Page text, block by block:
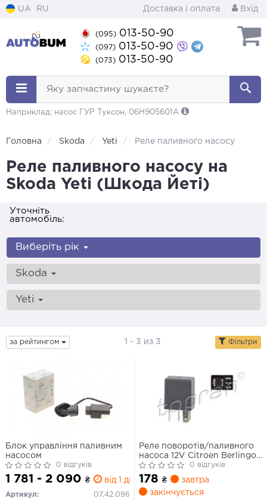
UA RU Доставка і оплата Вхід
(095) 013-50-90
(097) 013-50-90
(073) 013-50-90
Яку запчастину шукаєте?
Наприклад: насос ГУР Туксон, 06H905601A
Головна Skoda Yeti Реле паливного насосу
Реле паливного насосу на
Skoda Yeti (Шкода Йеті)
Уточніть
автомобіль:
Виберіть рік
Skoda
Yeti
за рейтингом 1 - 3 из 3 Фільтри
Блок управління паливним
насосом
0 відгуків
1 781 - 2 090 ₴ від 1 дн.
Артикул:
07.42.096
Реле поворотів/паливного
насоса 12V Citroen Berlingo,
C2, C3, C5, C8/ John Deere
Serie-6 12-/DB Sprinter 95-/
VW Golf, Passat 04-/ Audi
100, A3, A4 08-
0 відгуків
178 ₴
завтра
закінчується